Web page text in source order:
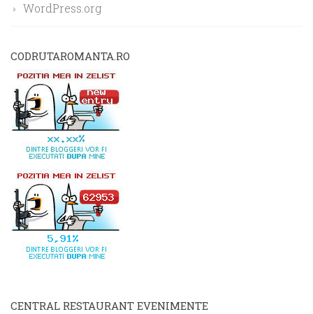
WordPress.org
CODRUTAROMANTA.RO
CENTRAL RESTAURANT EVENIMENTE